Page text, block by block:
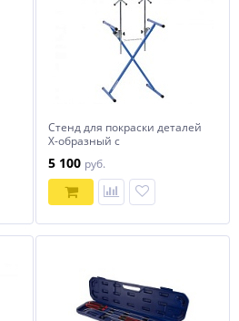
Стенд для покраски деталей
Х-образный с
держателями NORDBERG S3E
5 100 руб.